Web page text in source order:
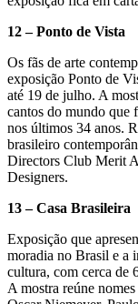
12 – Ponto de Vista
Os fãs de arte
exposição Ponto de
até 19 de julho. A
cantos do mundo que
nos últimos 34 anos.
brasileiro
Directors Club Merit
Designers.
13 – Casa Brasileira
Exposição que
moradia no Brasil e a
cultura, com cerca de
A mostra reúne